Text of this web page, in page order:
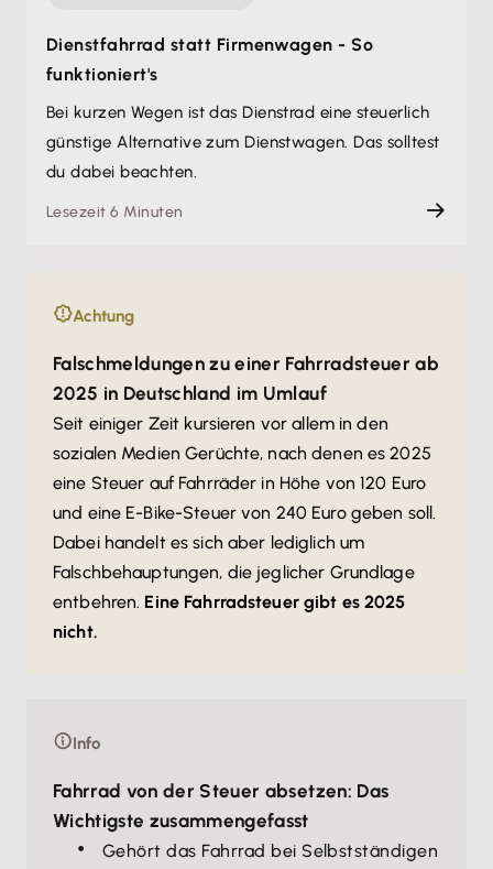
Dienstfahrrad statt Firmenwagen - So
funktioniert's
Bei kurzen Wegen ist das Dienstrad eine steuerlich
günstige Alternative zum Dienstwagen. Das solltest
du dabei beachten.
Lesezeit 6 Minuten
Achtung
Falschmeldungen zu einer Fahrradsteuer ab
2025 in Deutschland im Umlauf
Seit einiger Zeit kursieren vor allem in den
sozialen Medien Gerüchte, nach denen es 2025
eine Steuer auf Fahrräder in Höhe von 120 Euro
und eine E-Bike-Steuer von 240 Euro geben soll.
Dabei handelt es sich aber lediglich um
Falschbehauptungen, die jeglicher Grundlage
entbehren. Eine Fahrradsteuer gibt es 2025
nicht.
Info
Fahrrad von der Steuer absetzen: Das
Wichtigste zusammengefasst
Gehört das Fahrrad bei Selbstständigen